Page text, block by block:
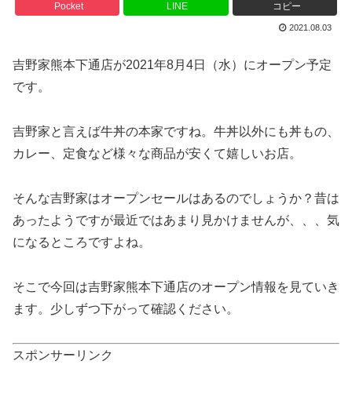
Pocket LINE コピー
2021.08.03
吉野家熊本下通店が2021年8月4日（水）にオープン予定
です。
吉野家と言えば牛丼の本家ですね。牛丼以外にも丼もの、
カレー、定食など様々な商品が安くて嬉しいお店。
そんな吉野家はオープンセールはあるのでしょうか？昔は
あったようですが最近ではあまり見かけませんが、、、気
になるところですよね。
そこで今回は吉野家熊本下通店のオープン情報を見ていき
ます。少しずつ下がって確認ください。
スポンサーリンク